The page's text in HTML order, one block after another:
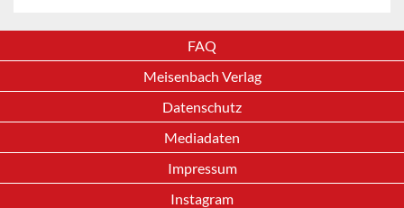
FAQ
Meisenbach Verlag
Datenschutz
Mediadaten
Impressum
Instagram